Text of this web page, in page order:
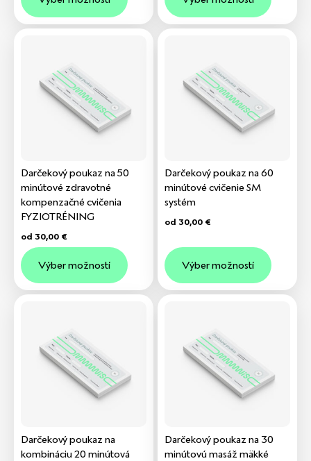
Darčekový poukaz na 50
minútové zdravotné
kompenzačné cvičenia
FYZIOTRÉNING
od 30,00 €
Výber možností
Darčekový poukaz na 60
minútové cvičenie SM
systém
od 30,00 €
Výber možností
Darčekový poukaz na
kombináciu 20 minútová
Darčekový poukaz na 30
minútovú masáž mäkké